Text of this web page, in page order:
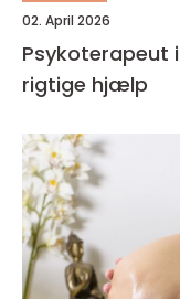
02. April 2026
Psykoterapeut i århus sådan
rigtige hjælp